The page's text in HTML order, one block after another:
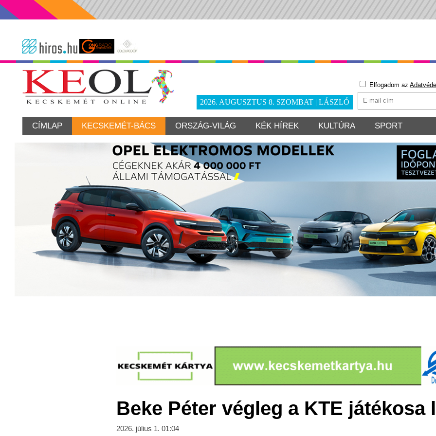
2026. AUGUSZTUS 8. SZOMBAT | LÁSZLÓ
Elfogadom az
CÍMLAP KECSKEMÉT-BÁCS ORSZÁG-VILÁG KÉK HÍREK KULTÚRA SPORT
Beke Péter végleg a KTE játékosa
2026. július 1. 01:04